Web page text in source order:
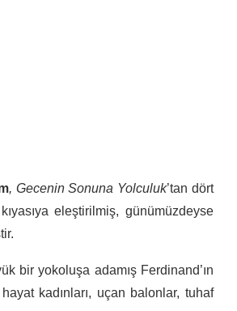
, Gecenin Sonuna Yolculuk’tan dört
eleştirilmiş, günümüzdeyse
bir yokoluşa adamış Ferdinand’ın
kadınları, uçan balonlar, tuhaf